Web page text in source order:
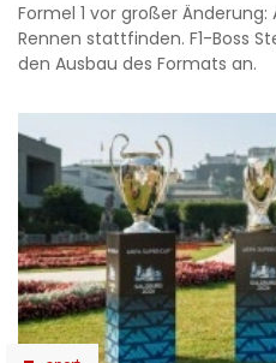
Formel 1 vor großer
Rennen stattfinden. F1-Boss
den Ausbau des Formats an.